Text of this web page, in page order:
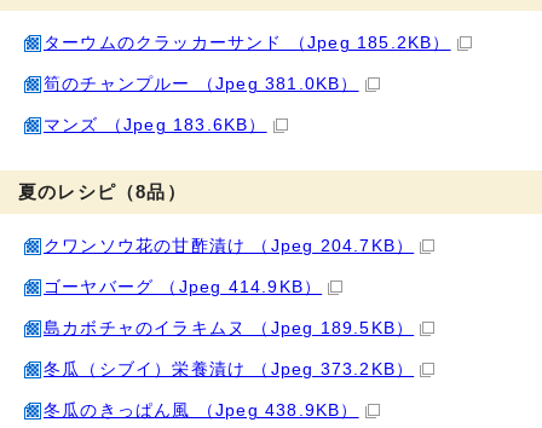
ターウムのクラッカーサンド （Jpeg 185.2KB）
筍のチャンプルー （Jpeg 381.0KB）
マンズ （Jpeg 183.6KB）
夏のレシピ（8品）
クワンソウ花の甘酢漬け （Jpeg 204.7KB）
ゴーヤバーグ （Jpeg 414.9KB）
島カボチャのイラキムヌ （Jpeg 189.5KB）
冬瓜（シブイ）栄養漬け （Jpeg 373.2KB）
冬瓜のきっぱん風 （Jpeg 438.9KB）